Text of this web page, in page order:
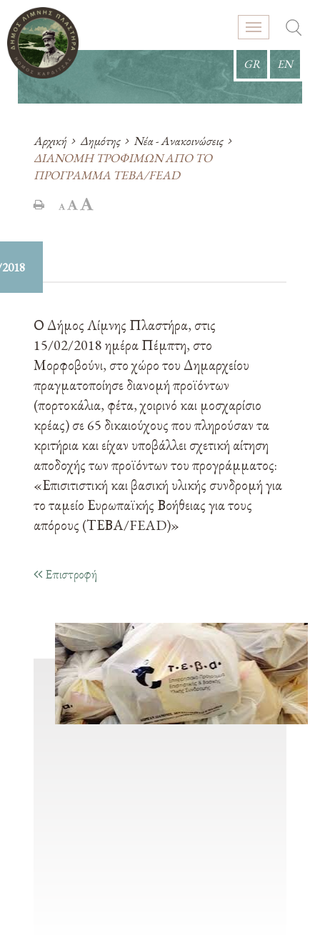
GR EN
Αρχική Δημότης
Νέα - Ανακοινώσεις
ΔΙΑΝΟΜΗ ΤΡΟΦΙΜΩΝ ΑΠΟ ΤΟ
ΠΡΟΓΡΑΜΜΑ ΤΕΒΑ/FEAD
Ο Δήμος Λίμνης Πλαστήρα, στις
15/02/2018 ημέρα Πέμπτη, στο
Μορφοβούνι, στο χώρο του Δημαρχείου
πραγματοποίησε διανομή προϊόντων
(πορτοκάλια, φέτα, χοιρινό και μοσχαρίσιο
κρέας) σε 65 δικαιούχους που πληρούσαν τα
κριτήρια και είχαν υποβάλλει σχετική αίτηση
αποδοχής των προϊόντων του προγράμματος:
«Επισιτιστική και βασική υλικής συνδρομή για
το ταμείο Ευρωπαϊκής Βοήθειας για τους
απόρους (ΤΕΒΑ/FEAD)»
Επιστροφή